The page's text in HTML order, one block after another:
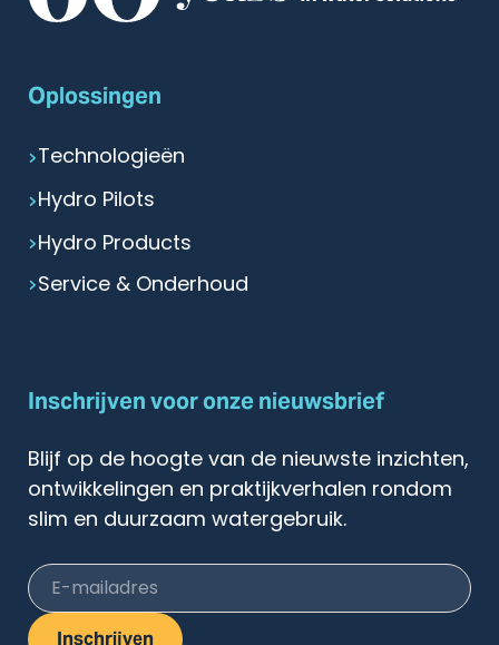
Oplossingen
Technologieën
Hydro Pilots
Hydro Products
Service & Onderhoud
Inschrijven voor onze nieuwsbrief
Blijf op de hoogte van de nieuwste inzichten,
ontwikkelingen en praktijkverhalen rondom
slim en duurzaam watergebruik.
E-mailadres
Inschrijven